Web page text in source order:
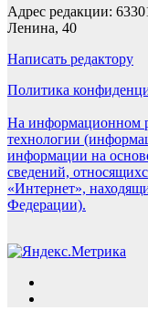
Адрес редакции:
Ленина, 40
Написать редактору
Политика
На информационном
технологии
информации на
сведений,
«Интернет»,
Федерации).